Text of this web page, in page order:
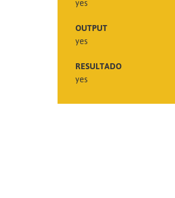
yes
OUTPUT
yes
RESULTADO
yes